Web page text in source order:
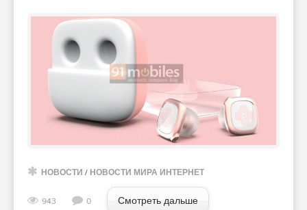
НОВОСТИ / НОВОСТИ МИРА ИНТЕРНЕТ
943 0 Смотреть дальше